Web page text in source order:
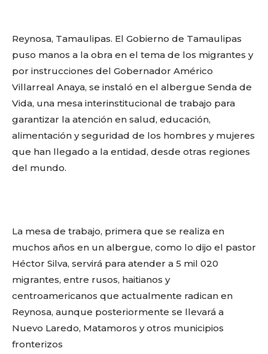
Reynosa, Tamaulipas. El Gobierno de Tamaulipas
puso manos a la obra en el tema de los migrantes y
por instrucciones del Gobernador Américo
Villarreal Anaya, se instaló en el albergue Senda de
Vida, una mesa interinstitucional de trabajo para
garantizar la atención en salud, educación,
alimentación y seguridad de los hombres y mujeres
que han llegado a la entidad, desde otras regiones
del mundo.
La mesa de trabajo, primera que se realiza en
muchos años en un albergue, como lo dijo el pastor
Héctor Silva, servirá para atender a 5 mil 020
migrantes, entre rusos, haitianos y
centroamericanos que actualmente radican en
Reynosa, aunque posteriormente se llevará a
Nuevo Laredo, Matamoros y otros municipios
fronterizos